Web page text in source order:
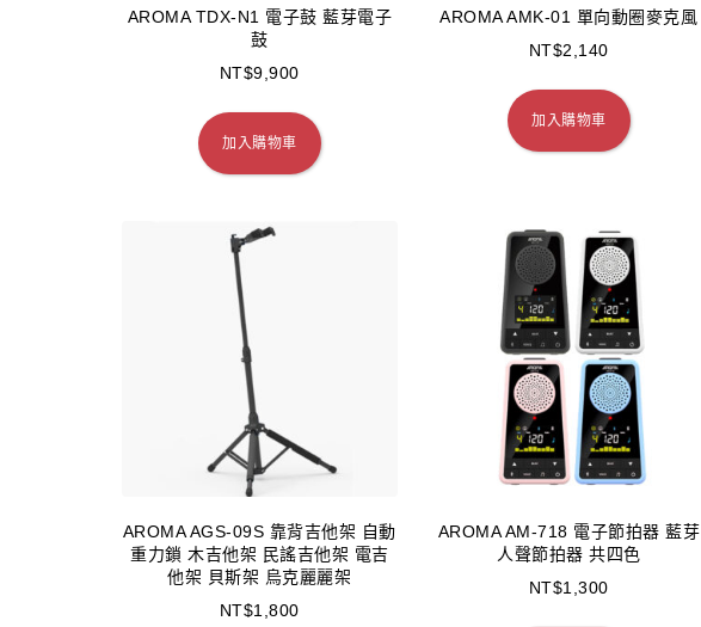
AROMA TDX-N1 電子鼓 藍芽電子
鼓
NT$9,900
加入購物車
AROMA AMK-01 單向動圈麥克風
NT$2,140
加入購物車
AROMA AGS-09S 靠背吉他架 自動
重力鎖 木吉他架 民謠吉他架 電吉
他架 貝斯架 烏克麗麗架
NT$1,800
AROMA AM-718 電子節拍器 藍芽
人聲節拍器 共四色
NT$1,300